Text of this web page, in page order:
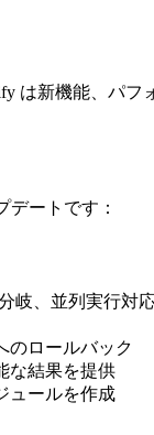
は新機能、パフ
ートです：
岐、並列実行対
のロールバック
な結果を提供
ュールを作成